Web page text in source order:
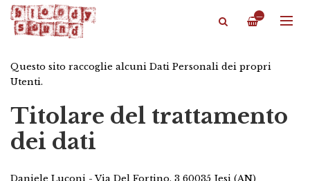
—
Questo sito raccoglie alcuni Dati Personali dei propri
Utenti.
Titolare del trattamento
dei dati